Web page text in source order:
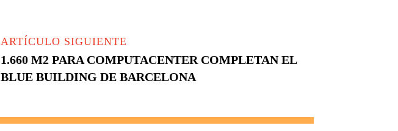
ARTÍCULO SIGUIENTE
1.660 M2 PARA COMPUTACENTER COMPLETAN EL
BLUE BUILDING DE BARCELONA